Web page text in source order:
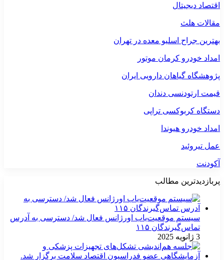
اقتصاد دیجیتال
مقالات هلث
بهترین جراح اسلیو معده در تهران
امداد خودرو کرمان موتور
پژوهشگاه گیاهان دارویی ایران
قیمت ارتودنسی دندان
دستگاه کربوکسی تراپی
امداد خودرو هیوندا
عمل تیروئید
آکودنت
پربازدیدترین مطالب
سیستم موقعیت‌یاب اورژانس فعال شد/ دسترسی به آدرس
تماس‌گیرندگان ۱۱۵
3 ژانویه 2025